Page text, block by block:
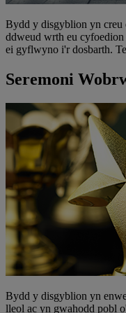
Bydd y disgyblion yn
ddweud wrth eu cyfoedion
ei gyflwyno i'r dosbarth.
Seremoni
Bydd y disgyblion yn
lleol ac yn gwahodd pobl